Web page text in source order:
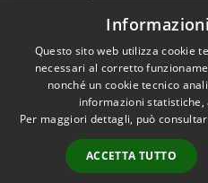
Dichiarazione di accessibilità
Accessibilità
Questo sito web utilizza cookie
necessari al corretto
nonché un cookie tecnico
informazioni
Per maggiori dettagli, può
ACCETTA TUTTO